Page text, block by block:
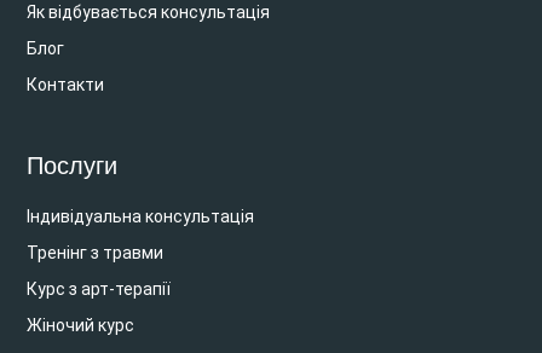
Як відбувається консультація
Блог
Контакти
Послуги
Індивідуальна консультація
Тренінг з травми
Курс з арт-терапії
Жіночий курс